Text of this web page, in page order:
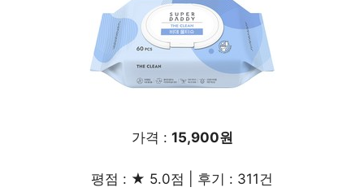
가격 : 15,900원
평점 : ★ 5.0점 | 후기 : 311건